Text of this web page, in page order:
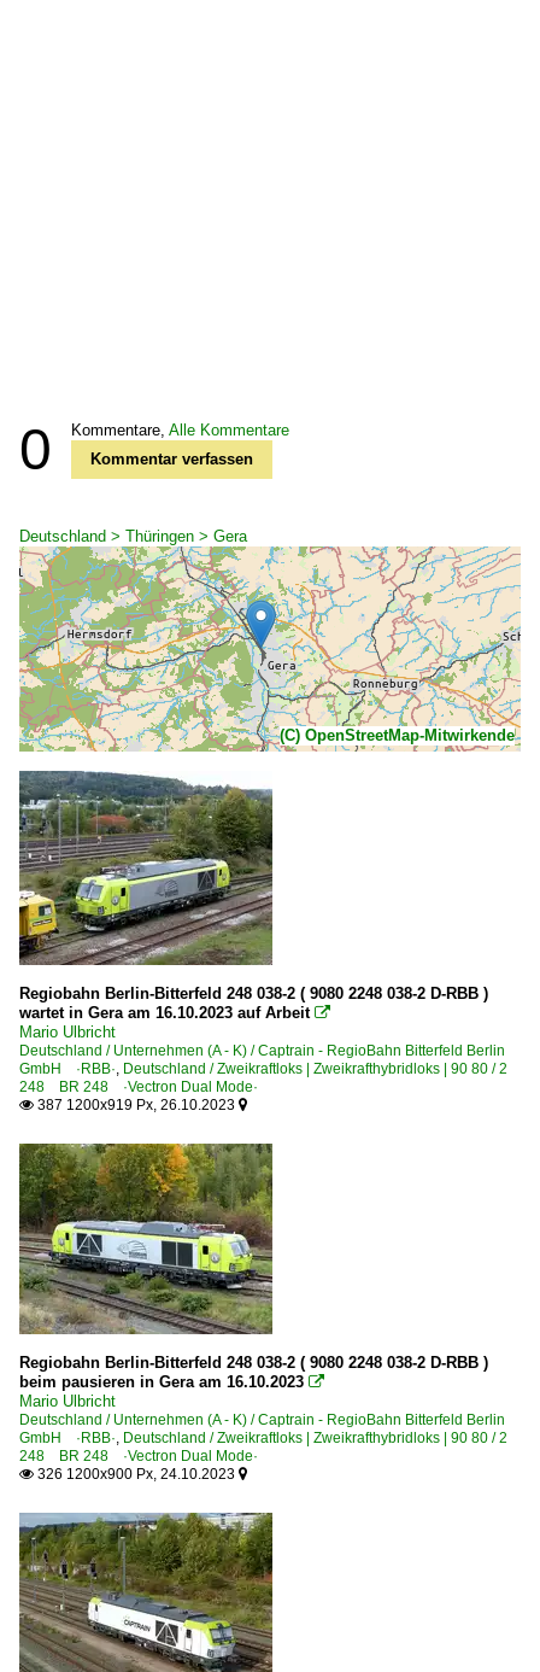
0 Kommentare, Alle Kommentare
Kommentar verfassen
Deutschland > Thüringen > Gera
(C) OpenStreetMap-Mitwirkende
Regiobahn Berlin-Bitterfeld 248 038-2 ( 9080 2248 038-2 D-RBB )
wartet in Gera am 16.10.2023 auf Arbeit 
Mario Ulbricht
Deutschland / Unternehmen (A - K) / Captrain - RegioBahn Bitterfeld Berlin
GmbH ·RBB· Deutschland / Zweikraftloks | Zweikrafthybridloks | 90 80 / 2
248 BR 248 ·Vectron Dual Mode·
 387 1200x919 Px, 26.10.2023 
Regiobahn Berlin-Bitterfeld 248 038-2 ( 9080 2248 038-2 D-RBB )
beim pausieren in Gera am 16.10.2023 
Mario Ulbricht
Deutschland / Unternehmen (A - K) / Captrain - RegioBahn Bitterfeld Berlin
GmbH ·RBB· Deutschland / Zweikraftloks | Zweikrafthybridloks | 90 80 / 2
248 BR 248 ·Vectron Dual Mode·
 326 1200x900 Px, 24.10.2023 